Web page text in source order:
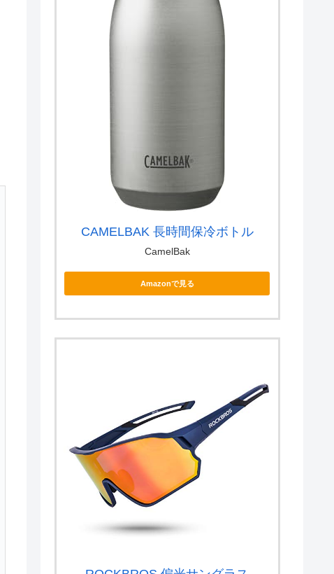
CAMELBAK 長時間保冷ボトル
CamelBak
Amazonで見る